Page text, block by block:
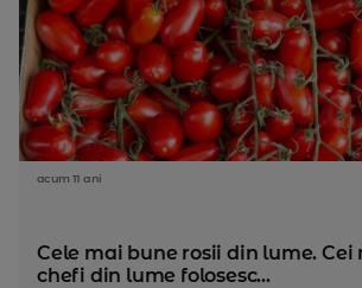
acum 11 ani
Cele mai bune rosii din lume. Cei
chefi din lume folosesc...